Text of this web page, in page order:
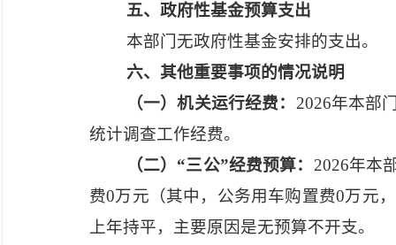
五、政府性基金预算支出
本部门无政府性基金安排的支出。
六、其他重要事项的情况说明
（一）机关运行经费： 2026年本部
统计调查工作经费。
（二） “三公”经费预算： 2026年本
费0万元（其中，公务用车购置费0万元
上年持平，主要原因是无预算不开支。